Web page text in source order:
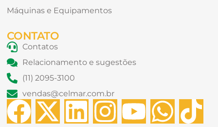
Máquinas e Equipamentos
CONTATO
Contatos
Relacionamento e sugestões
(11) 2095-3100
vendas@celmar.com.br
F X
L I
Y W T